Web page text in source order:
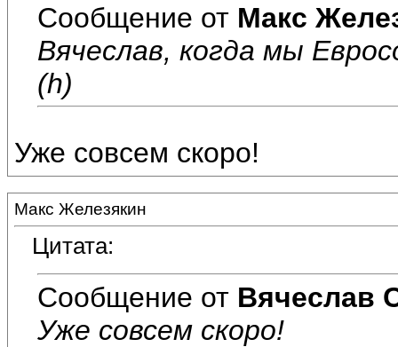
Сообщение от Макс
Вячеслав, когда мы
(h)
Уже совсем скоро!
Макс Железякин
Цитата:
Сообщение от Вячеслав
Уже совсем скоро!